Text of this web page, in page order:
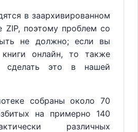
в заархивированном
ZIP, поэтому проблем со
не должно; если вы
книги онлайн, то также
сделать это в нашей
собраны около 70
на примерно 140
различных